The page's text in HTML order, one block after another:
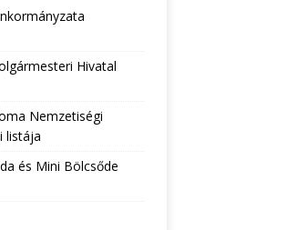
Hivatal
Nemzetiségi
listája
és Mini Bölcsőde